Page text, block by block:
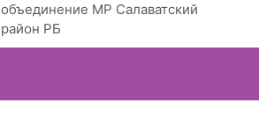
объединение МР Салаватский
район РБ